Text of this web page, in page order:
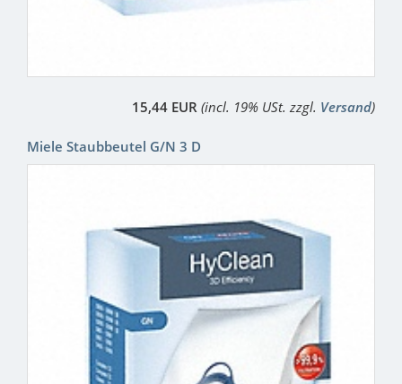
15,44 EUR (incl. 19% USt. zzgl. Versand)
Miele Staubbeutel G/N 3 D